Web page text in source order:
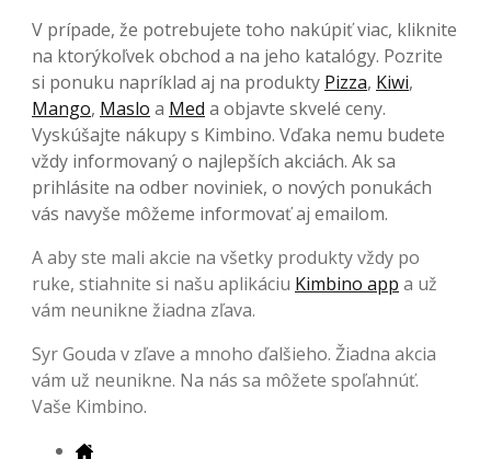
V prípade, že potrebujete toho nakúpiť viac, kliknite
na ktorýkoľvek obchod a na jeho katalógy. Pozrite
si ponuku napríklad aj na produkty Pizza, Kiwi,
Mango, Maslo a Med a objavte skvelé ceny.
Vyskúšajte nákupy s Kimbino. Vďaka nemu budete
vždy informovaný o najlepších akciách. Ak sa
prihlásite na odber noviniek, o nových ponukách
vás navyše môžeme informovať aj emailom.
A aby ste mali akcie na všetky produkty vždy po
ruke, stiahnite si našu aplikáciu Kimbino app a už
vám neunikne žiadna zľava.
Syr Gouda v zľave a mnoho ďalšieho. Žiadna akcia
vám už neunikne. Na nás sa môžete spoľahnúť.
Vaše Kimbino.